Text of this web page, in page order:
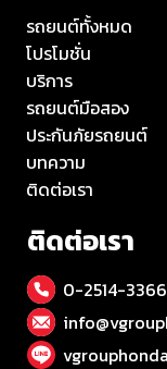
รถยนต์ทั้งหมด
โปรโมชั่น
บริการ
รถยนต์มือสอง
ประกันภัยรถยนต์
บทความ
ติดต่อเรา
ติดต่อเรา
0-2514-3366
vgrouphonda